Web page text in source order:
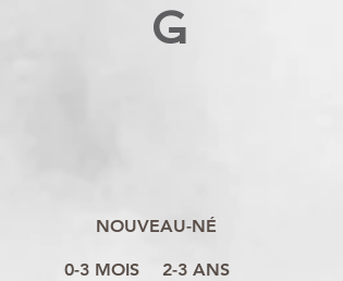
G
NOUVEAU-NÉ
0-3 MOIS 2-3 ANS